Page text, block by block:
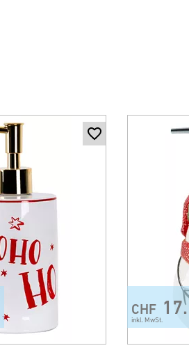
CHF
inkl. MwSt.